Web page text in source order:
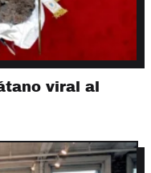
viral al